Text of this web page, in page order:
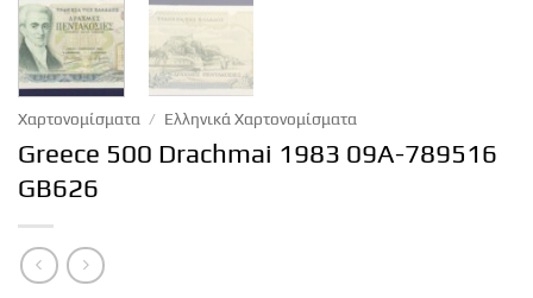
Χαρτονομίσματα / Ελληνικά Χαρτονομίσματα
Greece 500 Drachmai 1983 09Α-789516
GB626